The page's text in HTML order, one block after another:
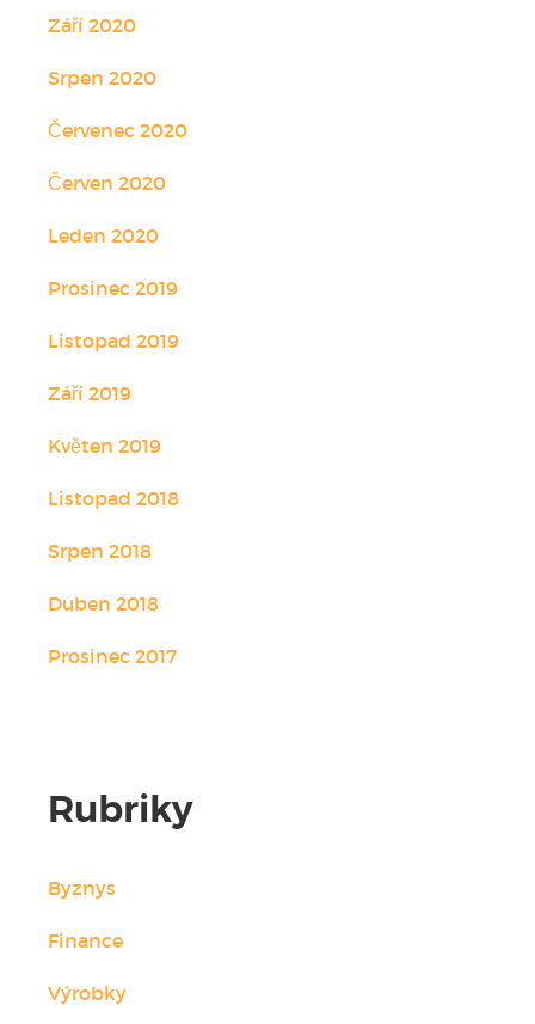
Září 2020
Srpen 2020
Červenec 2020
Červen 2020
Leden 2020
Prosinec 2019
Listopad 2019
Září 2019
Květen 2019
Listopad 2018
Srpen 2018
Duben 2018
Prosinec 2017
Rubriky
Byznys
Finance
Výrobky